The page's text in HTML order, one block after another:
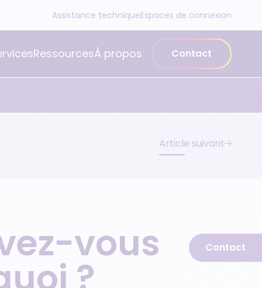
Assistance techniqueEspaces de connexion
RessourcesÀ propos Contact
Contact
Article suivant
vous
?